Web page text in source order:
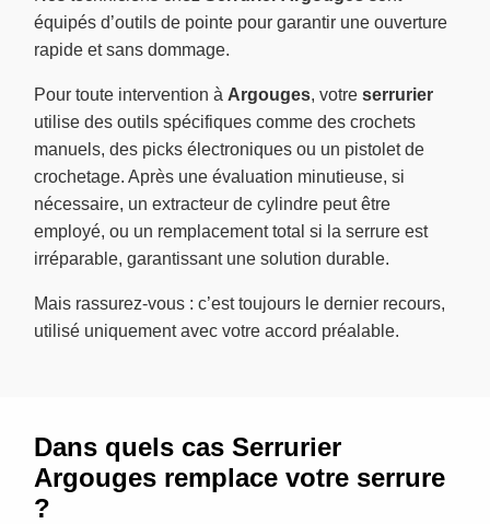
équipés d’outils de pointe pour garantir une ouverture
rapide et sans dommage.
Pour toute intervention à Argouges, votre serrurier
utilise des outils spécifiques comme des crochets
manuels, des picks électroniques ou un pistolet de
crochetage. Après une évaluation minutieuse, si
nécessaire, un extracteur de cylindre peut être
employé, ou un remplacement total si la serrure est
irréparable, garantissant une solution durable.
Mais rassurez-vous : c’est toujours le dernier recours,
utilisé uniquement avec votre accord préalable.
Dans quels cas Serrurier
Argouges remplace votre serrure
?